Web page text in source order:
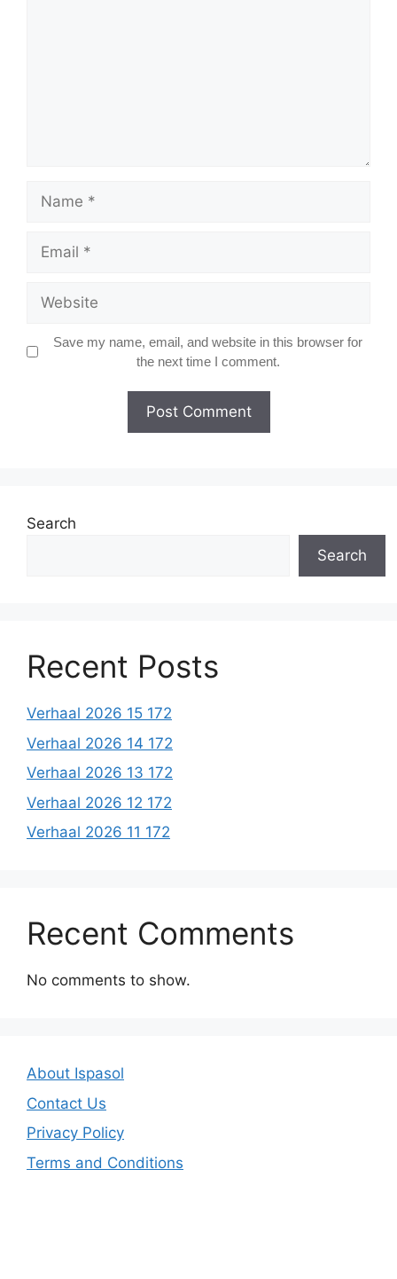
Save my name, email, and website in this browser for
the next time I comment.
Search
Search
Recent Posts
Verhaal 2026 15 172
Verhaal 2026 14 172
Verhaal 2026 13 172
Verhaal 2026 12 172
Verhaal 2026 11 172
Recent Comments
No comments to show.
About Ispasol
Contact Us
Privacy Policy
Terms and Conditions